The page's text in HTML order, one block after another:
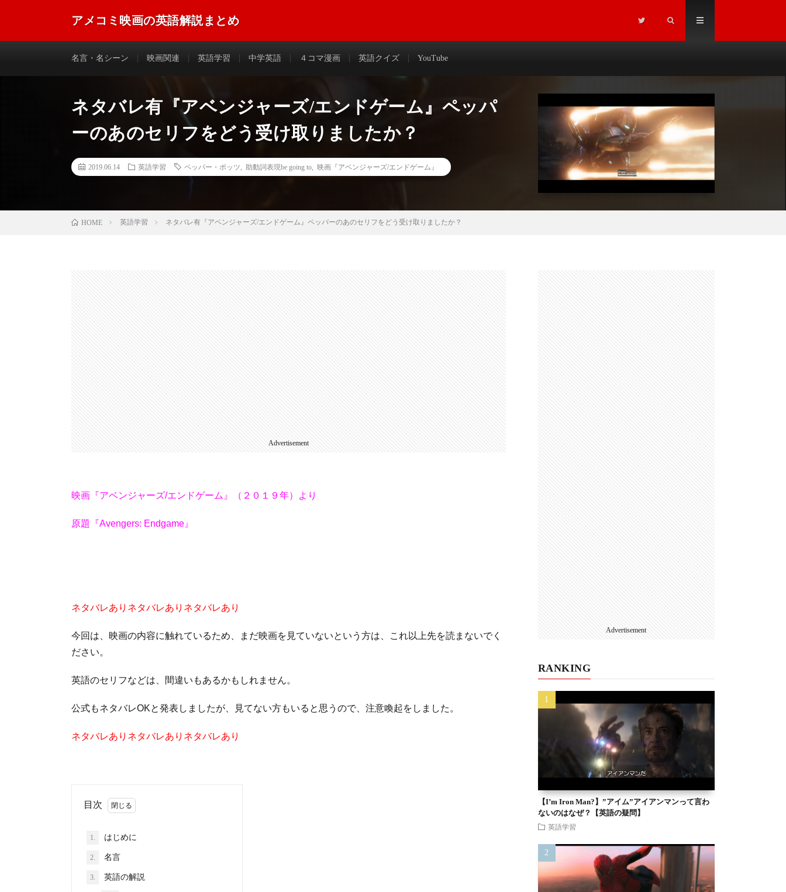
アメコミ映画の英語解説まとめ
名言・名シーン 映画関連 英語学習 中学英語 ４コマ漫画 英語クイズ YouTube
ネタバレ有『アベンジャーズ/エンドゲーム』ペッパ
ーのあのセリフをどう受け取りましたか？
2019.06.14 英語学習 ペッパー・ポッツ 助動詞表現be going to 映画『アベンジャーズ/エンドゲーム』
HOME 英語学習 ネタバレ有『アベンジャーズ/エンドゲーム』ペッパーのあのセリフをどう受け取りましたか？
Advertisement
映画『アベンジャーズ/エンドゲーム』（２０１９年）より
原題『Avengers: Endgame』
ネタバレありネタバレありネタバレあり
今回は、映画の内容に触れているため、まだ映画を見ていないという方は、これ以上先を読まないでく
ださい。
英語のセリフなどは、間違いもあるかもしれません。
公式もネタバレOKと発表しましたが、見てない方もいると思うので、注意喚起をしました。
ネタバレありネタバレありネタバレあり
目次
1. はじめに
2. 名言
3. 英語の解説
Advertisement
RANKING
【I’m Iron Man?】”アイム”アイアンマンって言わ
ないのはなぜ？【英語の疑問】
英語学習